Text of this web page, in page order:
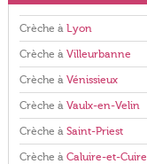
Crèche à Lyon
Crèche à Villeurbanne
Crèche à Vénissieux
Crèche à Vaulx-en-Velin
Crèche à Saint-Priest
Crèche à Caluire-et-Cuire